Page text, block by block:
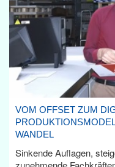
VOM OFFSET ZUM
WANDEL
Sinkende Auflagen,